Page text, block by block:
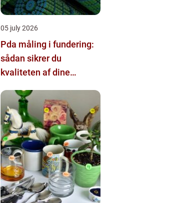
05 july 2026
Pda måling i fundering:
sådan sikrer du
kvaliteten af dine